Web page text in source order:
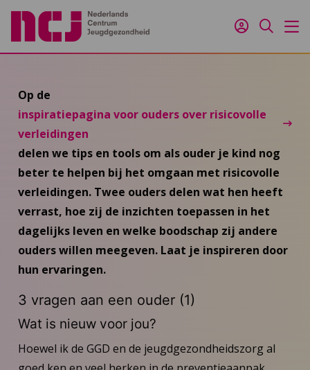
Inloggen
Zoeken
Op de
inspiratiepagina voor ouders over risicovolle
verleidingen
delen we tips en tools om als ouder je kind nog
beter te helpen bij het omgaan met risicovolle
verleidingen. Twee ouders delen wat hen heeft
verrast, hoe zij de inzichten toepassen in het
dagelijks leven en welke boodschap zij andere
ouders willen meegeven. Laat je inspireren door
hun ervaringen.
3 vragen aan een ouder (1)
Wat is nieuw voor jou?
Hoewel ik de GGD en de jeugdgezondheidszorg al